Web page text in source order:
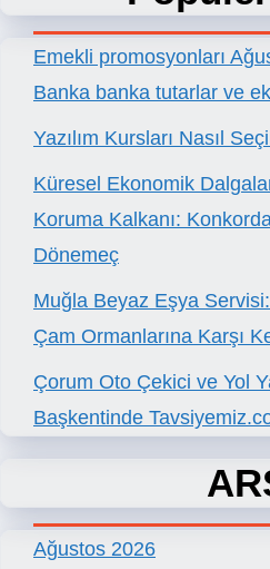
Emekli promosyonları
Banka banka tutarlar ve
Yazılım Kursları Nasıl
Küresel Ekonomik
Koruma Kalkanı:
Dönemeç
Muğla Beyaz Eşya
Çam Ormanlarına Karşı
Çorum Oto Çekici ve Yol
Başkentinde
Ağustos 2026